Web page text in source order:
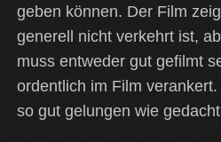
geben können. Der Film
generell nicht verkehrt ist,
muss entweder gut gefilmt
ordentlich im Film
so gut gelungen wie